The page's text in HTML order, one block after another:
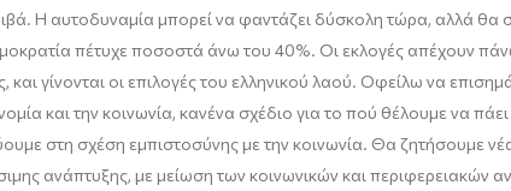
Η αυτοδυναμία μπορεί να φαντάζει δύσκολη τώρα, αλλά θα
πέτυχε ποσοστά άνω του 40%. Οι εκλογές απέχουν
και γίνονται οι επιλογές του ελληνικού λαού. Οφείλω να
και την κοινωνία, κανένα σχέδιο για το πού θέλουμε να
στη σχέση εμπιστοσύνης με την κοινωνία. Θα ζητήσουμε
ανάπτυξης, με μείωση των κοινωνικών και περιφερειακών